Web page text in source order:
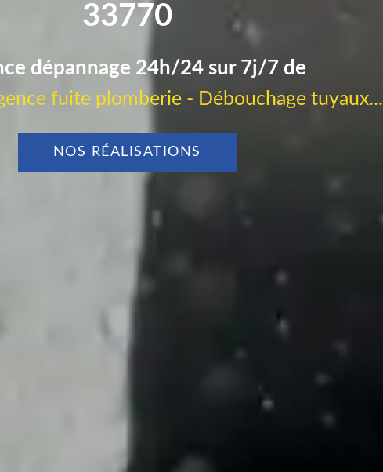
33770
dépannage 24h/24 sur 7j/7 de
fuite plomberie - Débouchage tuyaux...
NOS RÉALISATIONS